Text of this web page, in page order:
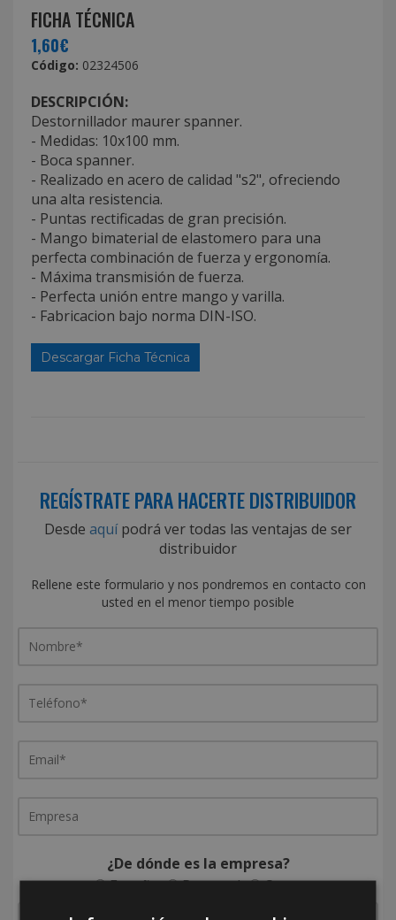
FICHA TÉCNICA
1,60€
Código: 02324506
DESCRIPCIÓN:
Destornillador maurer spanner.
- Medidas: 10x100 mm.
- Boca spanner.
- Realizado en acero de calidad "s2", ofreciendo
una alta resistencia.
- Puntas rectificadas de gran precisión.
- Mango bimaterial de elastomero para una
perfecta combinación de fuerza y ergonomía.
- Máxima transmisión de fuerza.
- Perfecta unión entre mango y varilla.
- Fabricacion bajo norma DIN-ISO.
Descargar Ficha Técnica
REGÍSTRATE PARA HACERTE DISTRIBUIDOR
Desde aquípodrá ver todas las ventajas de ser
distribuidor
Rellene este formulario y nos pondremos en contacto con
usted en el menor tiempo posible
¿De dónde es la empresa?
España
Portugal Otros